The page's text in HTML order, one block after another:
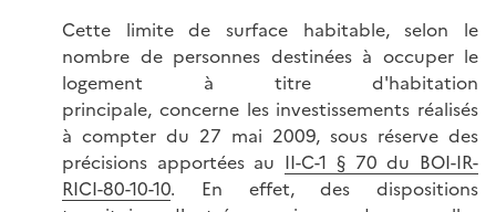
Cette limite de surface habitable, selon le
nombre de personnes destinées à occuper le
logement à titre d'habitation
principale, concerne les investissements réalisés
à compter du 27 mai 2009, sous réserve des
précisions apportées au II-C-1 § 70 du BOI-IR-
RICI-80-10-10. En effet, des dispositions